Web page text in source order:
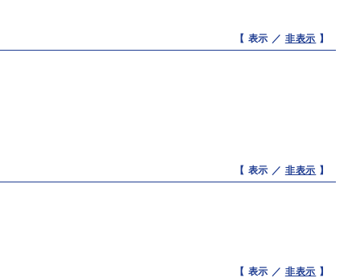
【 表示 ／ 非表示 】
【 表示 ／ 非表示 】
【 表示 ／ 非表示 】